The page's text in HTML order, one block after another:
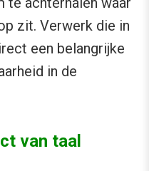
zit. Verwerk die in
een belangrijke
in de
van taal